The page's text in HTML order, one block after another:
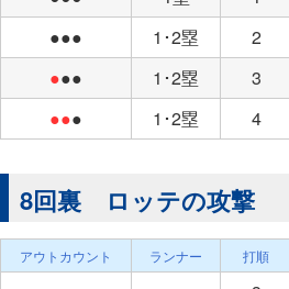
●●●
1･2塁 2
●●● 1･2塁 3
●●● 1･2塁 4
8回裏 ロッテの攻撃
アウトカウント ランナー 打順